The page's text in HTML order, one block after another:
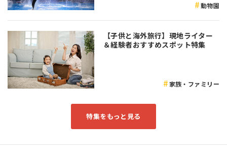
動物園
【子供と海外旅行】現地ライター
＆経験者おすすめスポット特集
家族・ファミリー
特集をもっと見る